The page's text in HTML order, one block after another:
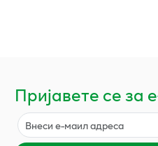
Пријавете се за